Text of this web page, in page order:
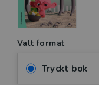
Valt format
Tryckt bok